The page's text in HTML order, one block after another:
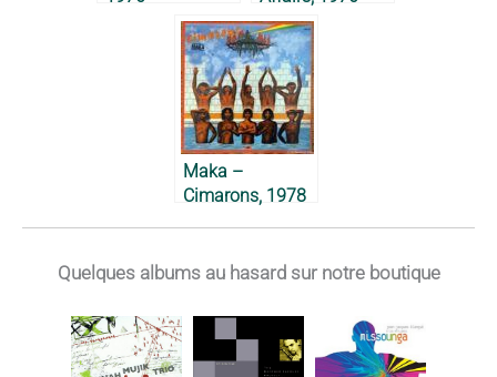
Maka –
Cimarons, 1978
Quelques albums au hasard sur notre boutique